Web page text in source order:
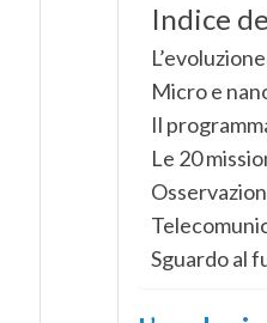
Indice
Micro e
Il
Le 20
Sguardo al